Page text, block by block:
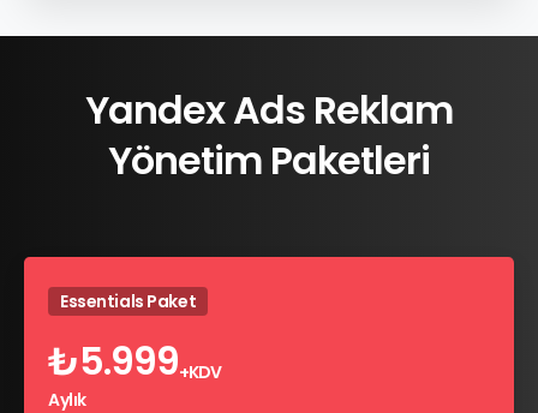
YandexAds Reklam
Yönetim Paketleri
Essentials Paket
₺5.999+KDV
Aylık